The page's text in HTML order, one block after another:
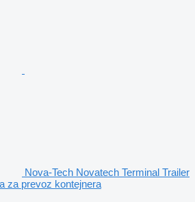
Nova-Tech Novatech Terminal Trailer
za prevoz kontejnera